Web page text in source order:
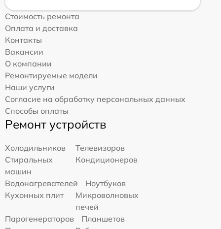
Стоимость ремонта
Оплата и доставка
Контакты
Вакансии
О компании
Ремонтируемые модели
Наши услуги
Согласие на обработку персональных данных
Способы оплаты
Ремонт устройств
Холодильников
Телевизоров
Стиральных
машин
Кондиционеров
Водонагревателей
Ноутбуков
Кухонных плит
Микроволновых
печей
Парогенераторов
Планшетов